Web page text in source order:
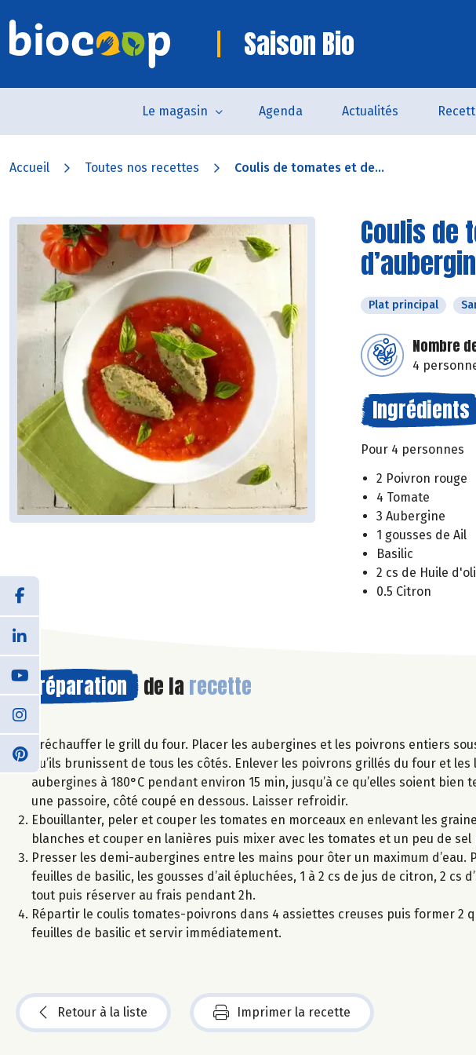
Saison Bio
Le magasin Agenda Actualités
Accueil Toutes nos recettes Coulis de tomates et de...
Coulis de
Plat principal
Nombre
4
Ingrédients
Pour 4 personnes
2 Poivron rouge
4 Tomate
3 Aubergine
1 gousses de Ail
Basilic
2 cs de Huile
0.5 Citron
Préparation de la recette
Préchauffer le grill du four. Placer les aubergines et les poivrons entiers
qu’ils brunissent de tous les côtés. Enlever les poivrons grillés du four et
aubergines à 180°C pendant environ 15 min, jusqu’à ce qu’elles soient
une passoire, côté coupé en dessous. Laisser refroidir.
Ebouillanter, peler et couper les tomates en morceaux en enlevant les
blanches et couper en lanières puis mixer avec les tomates et un peu de
Presser les demi-aubergines entre les mains pour ôter un maximum
feuilles de basilic, les gousses d’ail épluchées, 1 à 2 cs de jus de citron, 2 cs
tout puis réserver au frais pendant 2h.
Répartir le coulis tomates-poivrons dans 4 assiettes creuses puis former 2
feuilles de basilic et servir immédiatement.
Retour à la liste Imprimer la recette